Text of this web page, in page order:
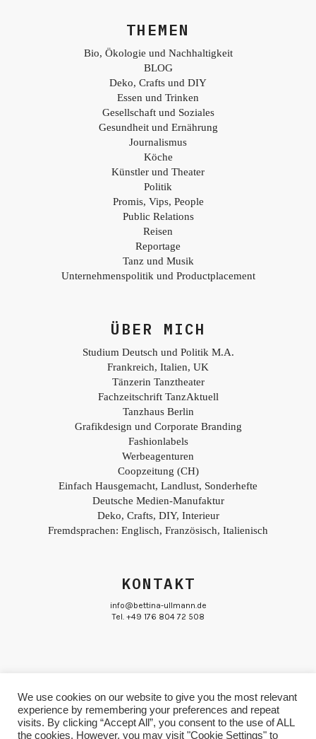
THEMEN
Bio, Ökologie und Nachhaltigkeit
BLOG
Deko, Crafts und DIY
Essen und Trinken
Gesellschaft und Soziales
Gesundheit und Ernährung
Journalismus
Köche
Künstler und Theater
Politik
Promis, Vips, People
Public Relations
Reisen
Reportage
Tanz und Musik
Unternehmenspolitik und Productplacement
ÜBER MICH
Studium Deutsch und Politik M.A.
Frankreich, Italien, UK
Tänzerin Tanztheater
Fachzeitschrift TanzAktuell
Tanzhaus Berlin
Grafikdesign und Corporate Branding
Fashionlabels
Werbeagenturen
Coopzeitung (CH)
Einfach Hausgemacht, Landlust, Sonderhefte
Deutsche Medien-Manufaktur
Deko, Crafts, DIY, Interieur
Fremdsprachen: Englisch, Französisch, Italienisch
KONTAKT
info@bettina-ullmann.de
Tel. +49 176 804 72 508
© Bettina UllmannImpressum & Datenschutz
We use cookies on our website to give you the most relevant
experience by remembering your preferences and repeat
visits. By clicking “Accept All”, you consent to the use of ALL
the cookies. However, you may visit "Cookie Settings" to